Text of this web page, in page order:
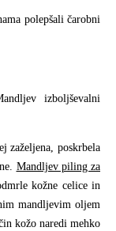
polepšali čarobni
izboljševalni
zaželjena, poskrbela
Mandljev piling za
kožne celice in
mandljevim oljem
kožo naredi mehko